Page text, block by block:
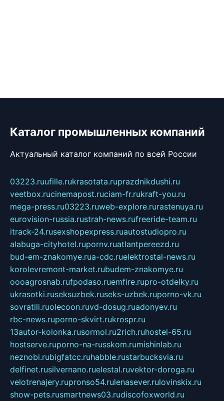
Каталог промышленных компаний
Актуальный каталог компаний по всей России
03223.ruufille.rukrasotata.ruprazdnikdushi.ru
veetbox.rucinemapost.ruciam-fr.rukraft-you.ru
mega-press.ru03223.ruweb-explore.rurastenuya.ru
eurovision-russia.rustrah-news.rufreeride-team.ru
itrack-24.rusexshopexpress.ruautostudiopro.ru
alabuga-cityhotel.rupornv.ruatlantpereezd.ru
bud-em-znakomye.rua-cdc.ruelektrostal-news.ru
korolevremont-market.rubudem-znakomye.ru
oooagrosnab.rufpodaso.ruemfire.rupro-otdelky.ru
ukrasotki.ruseksuzbek.ruseks-uzbek.ruporno-vk.ru
sovratili.ruolecoon.ruvd-dosug.ruadonyev.ru
rbc-news.ruporno-skvirt.rukrospr.ru
13autor-kolonka.rusormol.ru2rich.ruhostel-65.ru
hostserve.ruporno-na-russkom.rumishinlab.ru
neznobi.rubigfatcc.ruhabble.rustarbucksvia.ru
delfinet.rusilvernano.ruelestal.ruvektor-doroga.ru
velotrenajery.rupronso54.rulenasever.rulovinskix.ru
show-pets.rusmartnews03.rudiscofoxworld.ru